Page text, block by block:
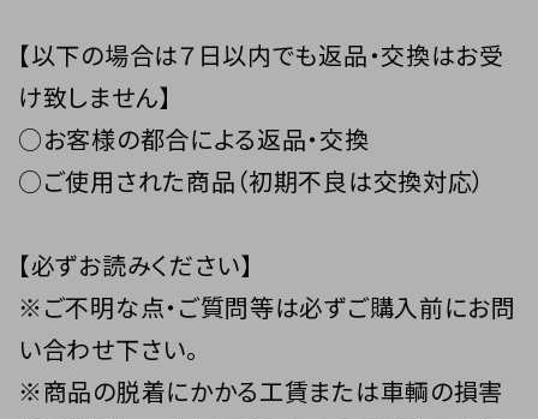
【以下の場合は７日以内でも返品・交換はお受
け致しません】
○お客様の都合による返品・交換
○ご使用された商品（初期不良は交換対応）
【必ずお読みください】
※ご不明な点・ご質問等は必ずご購入前にお問
い合わせ下さい。
※商品の脱着にかかる工賃または車輌の損害